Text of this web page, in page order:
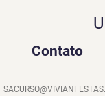
Contato